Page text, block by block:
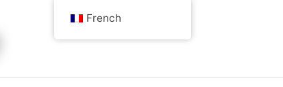
French